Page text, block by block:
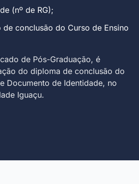
(nº de RG);
conclusão do Curso de Ensino
de Pós-Graduação, é
do diploma de conclusão do
Documento de Identidade, no
Iguaçu.